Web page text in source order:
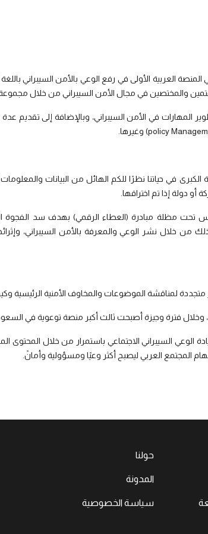
العربية الأولى في رفع الوعي بالأمن السيبراني
والمختصين في مجال الأمن السيبراني من خلال
الكبرى في حياتنا نظرًا للكم الهائل من البيانات
أو دولة إذا تم اختراقها.
تحت مظلة مبادرة (العطاء الرقمي) بهدف سد
خلال نشر الوعي والمعرفة بالأمن السيبراني،
متجددة لمناقشة الموضوعات والمخاوف الأمنية الرئيسية
السيبراني الاجتماعي باستمرار من خلال المحتوى
المجتمع العربي ليصبح أكثر وعيًا ومسؤولية وأمانً.
حولنا
المدونة
سياسة الخصوصية